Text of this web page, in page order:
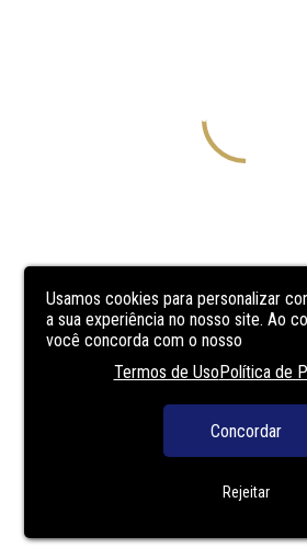
Usamos cookies para personalizar
a sua experiência no nosso site. Ao
você concorda com o nosso
Termos de UsoPolítica de
Concordar
Rejeitar